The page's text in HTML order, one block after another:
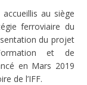
au siège
ferroviaire du
du projet
et de
en Mars 2019
de l’IFF.